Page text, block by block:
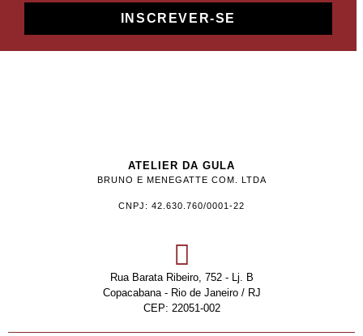
INSCREVER-SE
ATELIER DA GULA
BRUNO E MENEGATTE COM. LTDA
CNPJ: 42.630.760/0001-22
Rua Barata Ribeiro, 752 - Lj. B
Copacabana - Rio de Janeiro / RJ
CEP: 22051-002